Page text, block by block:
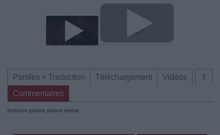
⇑
Paroles + Traduction Téléchargement
Vidéos
Commentaires
histoire guerre power metal